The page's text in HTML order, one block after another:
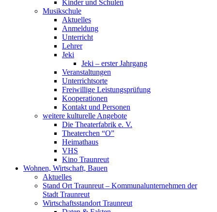
Kinder und Schulen
Musikschule
Aktuelles
Anmeldung
Unterricht
Lehrer
Jeki
Jeki – erster Jahrgang
Veranstaltungen
Unterrichtsorte
Freiwillige Leistungsprüfung
Kooperationen
Kontakt und Personen
weitere kulturelle Angebote
Die Theaterfabrik e. V.
Theaterchen “O”
Heimathaus
VHS
Kino Traunreut
Wohnen, Wirtschaft, Bauen
Aktuelles
Stand Ort Traunreut – Kommunalunternehmen der
Stadt Traunreut
Wirtschaftsstandort Traunreut